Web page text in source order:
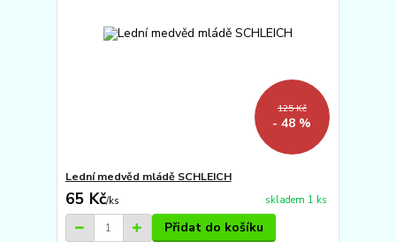
125 Kč
- 48 %
Lední medvěd mládě SCHLEICH
65 Kč/ks skladem 1 ks
Přidat do košíku